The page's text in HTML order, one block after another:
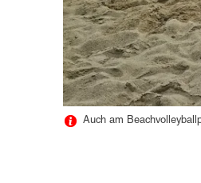
Auch am